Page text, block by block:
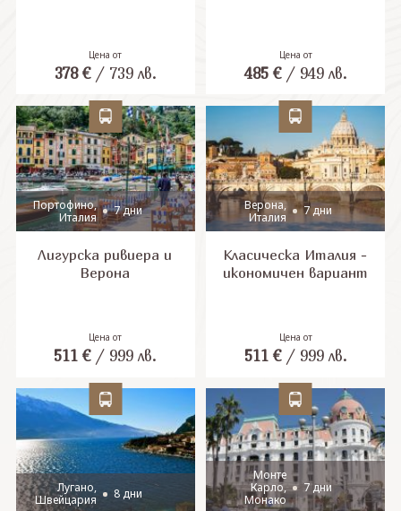
Цена от
378 €/ 739 лв.
Цена от
485 €/ 949 лв.
Портофино,
Италия
7 дни
Лигурска ривиера и
Верона
Цена от
511 €/ 999 лв.
Верона,
Италия
7 дни
Класическа Италия -
икономичен вариант
Цена от
511 €/ 999 лв.
Лугано,
Швейцария
8 дни
Монте
Карло,
Монако
7 дни